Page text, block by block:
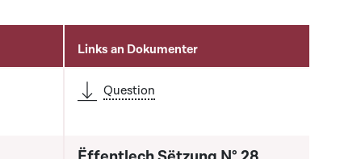
Links an Dokumenter
Question